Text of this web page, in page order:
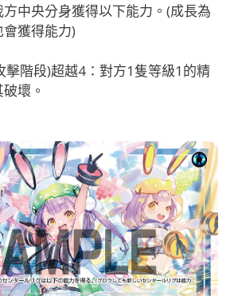
中央分身獲得以下能力。(成長為
獲得能力)
擊階段)超越4：對方1隻等級1的精
壞。